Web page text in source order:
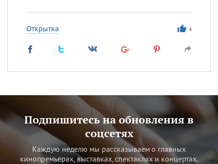
Открытка 6
Подпишитесь на обновления в
соцсетях
Каждую неделю мы рассказываем о главных
кинопремьерах, выставках, спектаклях и концертах.